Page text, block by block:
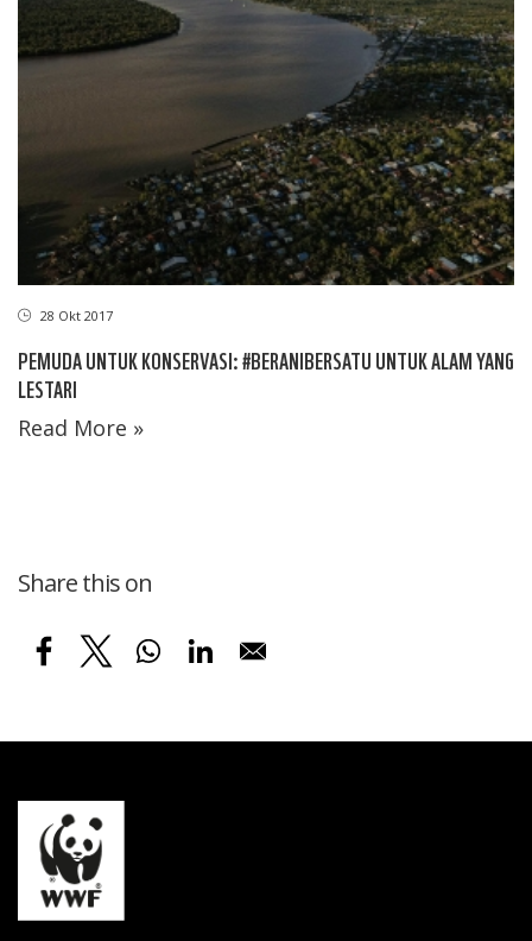
28 Okt 2017
PEMUDA UNTUK KONSERVASI: #BERANIBERSATU UNTUK ALAM YANG
LESTARI
Read More »
Share this on